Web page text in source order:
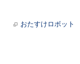
おたすけロボット